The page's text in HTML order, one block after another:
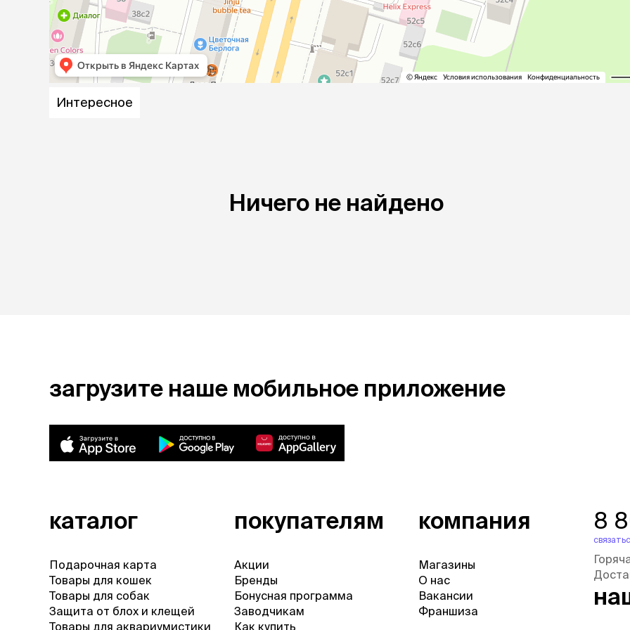
аксессуары
Свитеры
Футболки и майки
Бантики и галстуки
Платья
Смешные костюмы
расчёсок-триммеров
Пилки
Фиксирующие
переноски
Ножи и насадки
Интересное
Ничего не найдено
загрузите наше мобильное приложение
каталог
Подарочная карта
Товары для кошек
Товары для собак
Защита от блох и клещей
Товары для аквариумистики
покупателям
Акции
Бренды
Бонусная программа
Заводчикам
Как купить
компания
Магазины
О нас
Вакансии
Франшиза
8